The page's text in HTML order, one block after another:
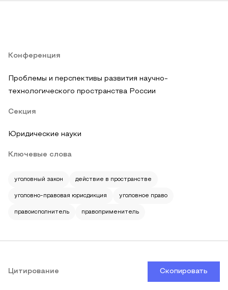
Конференция
Проблемы и перспективы развития научно-
технологического пространства России
Секция
Юридические науки
Ключевые слова
уголовный закон действие в пространстве
уголовно-правовая юрисдикция уголовное право
правоисполнитель правоприменитель
Цитирование Скопировать